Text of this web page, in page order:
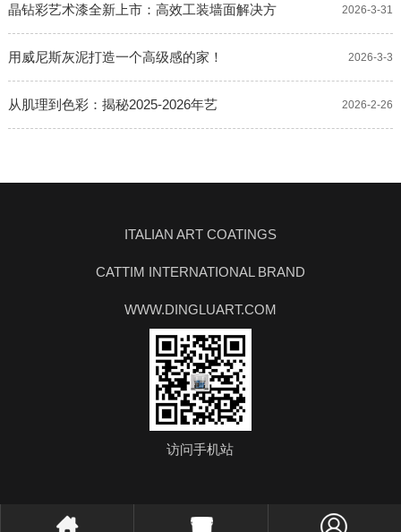
2026-3-31
晶钻彩艺术漆全新上市：高效工装墙面解决方
2026-3-3
用威尼斯灰泥打造一个高级感的家！
2026-2-26
从肌理到色彩：揭秘2025-2026年艺
ITALIAN ART COATINGS
CATTIM INTERNATIONAL BRAND
WWW.DINGLUART.COM
访问手机站